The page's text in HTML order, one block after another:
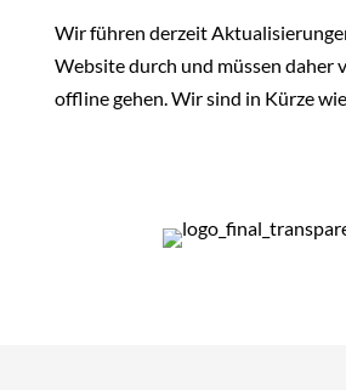
Wir führen derzeit
Website durch und müssen daher
offline gehen. Wir sind in Kürze